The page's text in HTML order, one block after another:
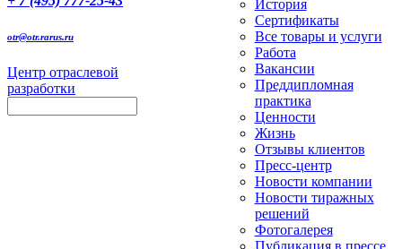
otr@otr.rarus.ru
Центр отраслевой
разработки
История
Сертификаты
Все товары и услуги
Работа
Вакансии
Преддипломная
практика
Ценности
Жизнь
Отзывы клиентов
Пресс-центр
Новости компании
Новости тиражных
решений
Фотогалерея
Публикация в прессе